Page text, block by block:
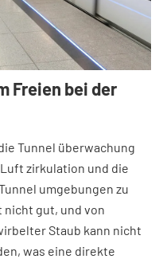
Freien bei der
Tunnel überwachung
zirkulation und die
umgebungen zu
nicht gut, und von
Staub kann nicht
was eine direkte